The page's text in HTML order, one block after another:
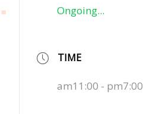
Ongoing...
TIME
am11:00 - pm7:00